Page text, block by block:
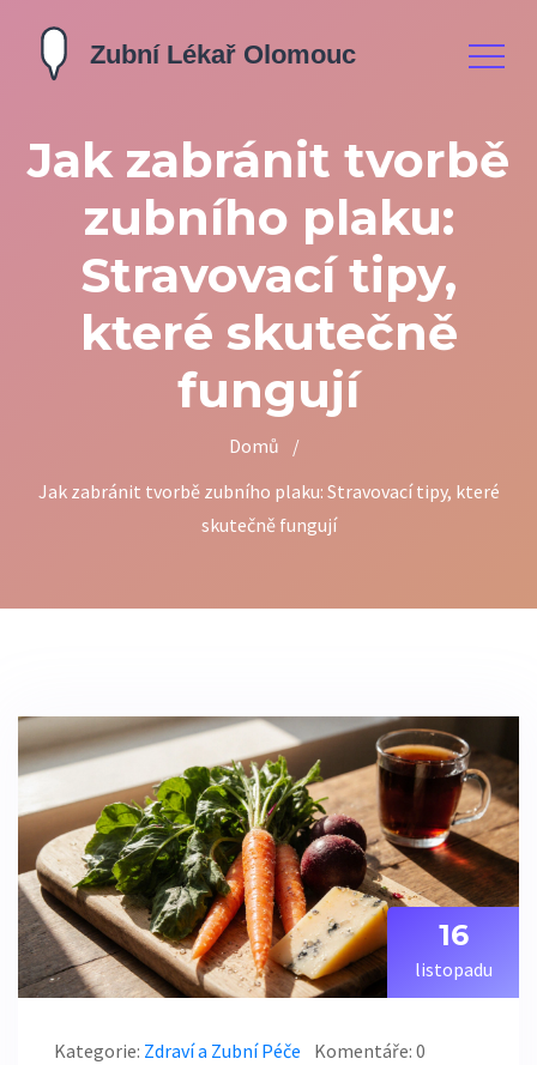
Jak zabránit tvorbě
zubního plaku:
Stravovací tipy,
které skutečně
fungují
Domů
/
Jak zabránit tvorbě zubního plaku: Stravovací tipy, které
skutečně fungují
16
listopadu
Kategorie: Zdraví a Zubní Péče Komentáře: 0